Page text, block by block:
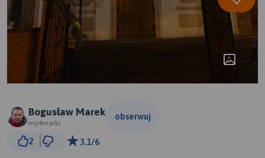
Bogusław Marek
my4marki
obserwuj
2 3.1/6